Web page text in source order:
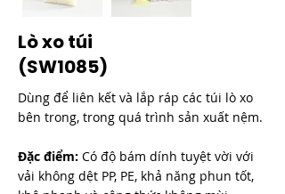
Lò xo túi
(SW1085)
Dùng để liên kết và lắp ráp các túi lò xo
bên trong, trong quá trình sản xuất nệm.
Đặc điểm: Có độ bám dính tuyệt vời với
vải không dệt PP, PE, khả năng phun tốt,